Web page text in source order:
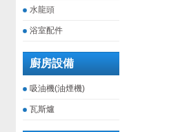
水龍頭
浴室配件
廚房設備
吸油機(油煙機)
瓦斯爐